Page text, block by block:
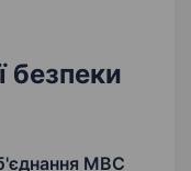
безпеки
МВС